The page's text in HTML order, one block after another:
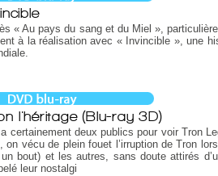
« Au pays du sang et du Miel »,
à la réalisation avec « Invincible », une
l'héritage (Blu-ray 3D)
a certainement deux publics pour voir Tron
on vécu de plein fouet l’irruption de Tron
bout) et les autres, sans doute attirés
leur nostalgi